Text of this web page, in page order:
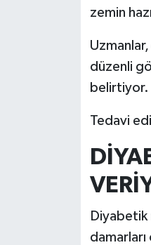
zemin
düzenli
belirtiyor.
Tedavi
Diyabetik
Kültür Sanat
Otomobil